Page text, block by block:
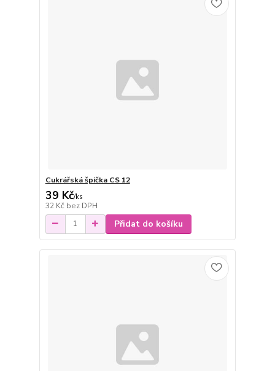
Cukrářská špička CS 12
39 Kč/ks
32 Kč bez DPH
Přidat do košíku